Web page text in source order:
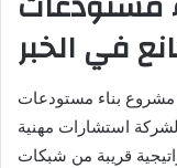
في الخبر
مشروع بناء مستودعات
استشارات مهنية
قريبة من شبكات